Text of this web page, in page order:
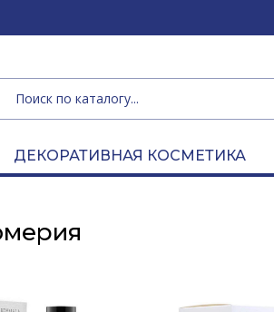
ДЕКОРАТИВНАЯ КОСМЕТИКА